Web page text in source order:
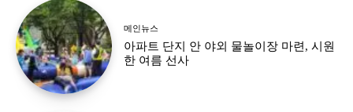
메인뉴스
아파트 단지 안 야외 물놀이장 마련, 시원
한 여름 선사